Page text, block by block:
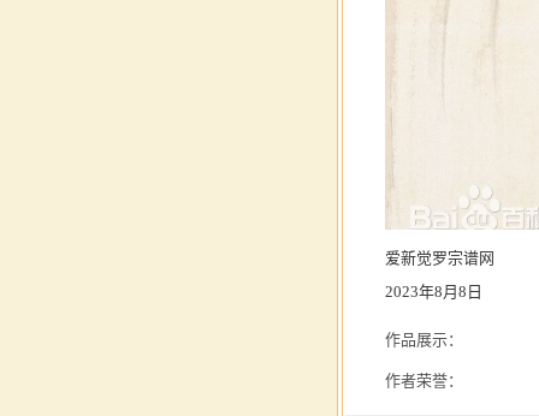
爱新觉罗宗谱网
2023年8月8日
作品展示：
作者荣誉：